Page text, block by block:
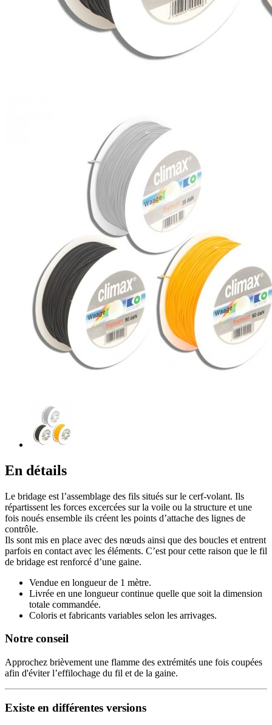
En détails
Le bridage est l’assemblage des fils situés sur le cerf-volant. Ils
répartissent les forces excercées sur la voile ou la structure et une
fois noués ensemble ils créent les points d’attache des lignes de
contrôle.
Ils sont mis en place avec des nœuds ainsi que des boucles et entrent
parfois en contact avec les éléments. C’est pour cette raison que le fil
de bridage est renforcé d’une gaine.
Vendue en longueur de 1 mètre.
Livrée en une longueur continue quelle que soit la dimension
totale commandée.
Coloris et fabricants variables selon les arrivages.
Notre conseil
Approchez brièvement une flamme des extrémités une fois coupées
afin d'éviter l’effilochage du fil et de la gaine.
Existe en différentes versions